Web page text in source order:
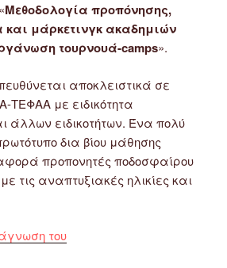
Μεθοδολογία προπόνησης,
και μάρκετινγκ ακαδημιών
τουρνουά-camps».
αποκλειστικά σε
ΤΕΦΑΑ με ειδικότητα
άλλων ειδικοτήτων. Ένα πολύ
δια βίου μάθησης
προπονητές ποδοσφαίρου
τις αναπτυξιακές ηλικίες και
του“Πρόγραμμα